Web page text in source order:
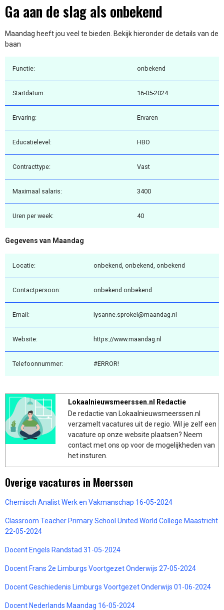
Ga aan de slag als onbekend
Maandag heeft jou veel te bieden. Bekijk hieronder de details van de
baan
Functie: onbekend
Startdatum: 16-05-2024
Ervaring: Ervaren
Educatielevel: HBO
Contracttype: Vast
Maximaal salaris: 3400
Uren per week: 40
Gegevens van Maandag
Locatie: onbekend, onbekend, onbekend
Contactpersoon: onbekend onbekend
Email: lysanne.sprokel@maandag.nl
Website: https://www.maandag.nl
Telefoonnummer: #ERROR!
Lokaalnieuwsmeerssen.nl Redactie
De redactie van Lokaalnieuwsmeerssen.nl
verzamelt vacatures uit de regio. Wil je zelf een
vacature op onze website plaatsen? Neem
contact met ons op voor de mogelijkheden van
het insturen.
Overige vacatures in Meerssen
Chemisch Analist Werk en Vakmanschap 16-05-2024
Classroom Teacher Primary School United World College Maastricht
22-05-2024
Docent Engels Randstad 31-05-2024
Docent Frans 2e Limburgs Voortgezet Onderwijs 27-05-2024
Docent Geschiedenis Limburgs Voortgezet Onderwijs 01-06-2024
Docent Nederlands Maandag 16-05-2024